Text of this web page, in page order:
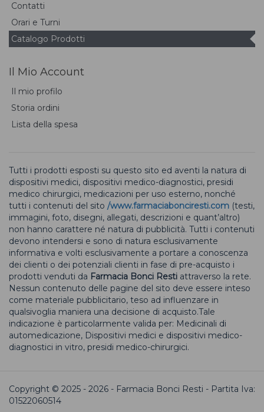
Contatti
Orari e Turni
Catalogo Prodotti
Il Mio Account
Il mio profilo
Storia ordini
Lista della spesa
Tutti i prodotti esposti su questo sito ed aventi la natura di
dispositivi medici, dispositivi medico-diagnostici, presidi
medico chirurgici, medicazioni per uso esterno, nonché
tutti i contenuti del sito /www.farmaciabonciresti.com (testi,
immagini, foto, disegni, allegati, descrizioni e quant’altro)
non hanno carattere né natura di pubblicità. Tutti i contenuti
devono intendersi e sono di natura esclusivamente
informativa e volti esclusivamente a portare a conoscenza
dei clienti o dei potenziali clienti in fase di pre-acquisto i
prodotti venduti da Farmacia Bonci Resti attraverso la rete.
Nessun contenuto delle pagine del sito deve essere inteso
come materiale pubblicitario, teso ad influenzare in
qualsivoglia maniera una decisione di acquisto.Tale
indicazione è particolarmente valida per: Medicinali di
automedicazione, Dispositivi medici e dispositivi medico-
diagnostici in vitro, presidi medico-chirurgici.
Copyright © 2025 - 2026 - Farmacia Bonci Resti - Partita Iva:
01522060514